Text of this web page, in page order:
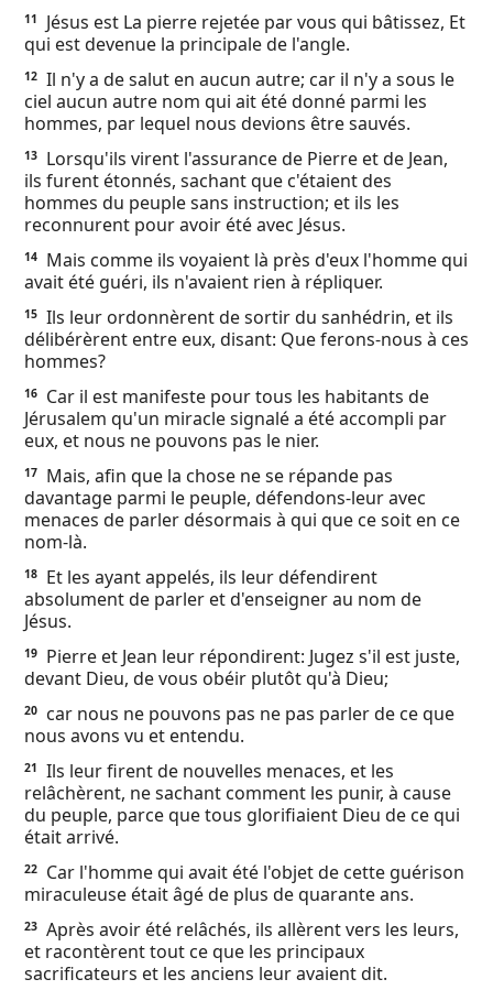
11
Jésus est La pierre rejetée par vous qui bâtissez, Et
qui est devenue la principale de l'angle.
12 Il n'y a de salut en aucun autre; car il n'y a sous le
ciel aucun autre nom qui ait été donné parmi les
hommes, par lequel nous devions être sauvés.
13
Lorsqu'ils virent l'assurance de Pierre et de Jean,
ils furent étonnés, sachant que c'étaient des
hommes du peuple sans instruction; et ils les
reconnurent pour avoir été avec Jésus.
14
Mais comme ils voyaient là près d'eux l'homme qui
avait été guéri, ils n'avaient rien à répliquer.
15 Ils leur ordonnèrent de sortir du sanhédrin, et ils
délibérèrent entre eux, disant: Que ferons-nous à ces
hommes?
16
Car il est manifeste pour tous les habitants de
Jérusalem qu'un miracle signalé a été accompli par
eux, et nous ne pouvons pas le nier.
17
Mais, afin que la chose ne se répande pas
davantage parmi le peuple, défendons-leur avec
menaces de parler désormais à qui que ce soit en ce
nom-là.
18
Et les ayant appelés, ils leur défendirent
absolument de parler et d'enseigner au nom de
Jésus.
19
Pierre et Jean leur répondirent: Jugez s'il est juste,
devant Dieu, de vous obéir plutôt qu'à Dieu;
20
car nous ne pouvons pas ne pas parler de ce que
nous avons vu et entendu.
21
Ils leur firent de nouvelles menaces, et les
relâchèrent, ne sachant comment les punir, à cause
du peuple, parce que tous glorifiaient Dieu de ce qui
était arrivé.
22
Car l'homme qui avait été l'objet de cette guérison
miraculeuse était âgé de plus de quarante ans.
23 Après avoir été relâchés, ils allèrent vers les leurs,
et racontèrent tout ce que les principaux
sacrificateurs et les anciens leur avaient dit.